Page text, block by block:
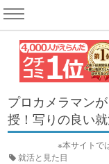
プロカメラマン
授！写りの良い
※本サイトで
就活と見た目